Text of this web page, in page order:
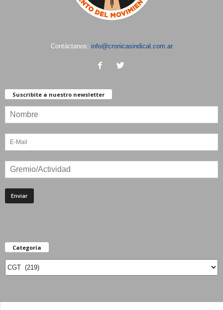
Contáctanos: info@cronicasindical.com.ar
Suscribite a nuestro newsletter
Categoría
Categoría